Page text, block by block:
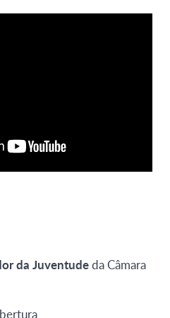
da Juventudeda Câmara